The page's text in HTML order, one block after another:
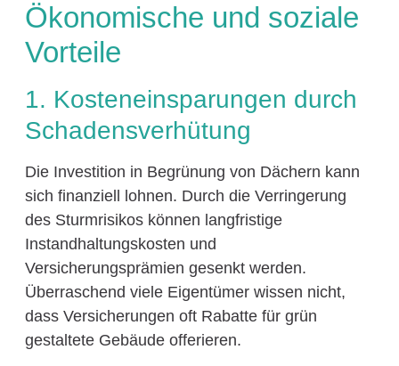
Ökonomische und soziale
Vorteile
1. Kosteneinsparungen durch
Schadensverhütung
Die Investition in Begrünung von Dächern kann
sich finanziell lohnen. Durch die Verringerung
des Sturmrisikos können langfristige
Instandhaltungskosten und
Versicherungsprämien gesenkt werden.
Überraschend viele Eigentümer wissen nicht,
dass Versicherungen oft Rabatte für grün
gestaltete Gebäude offerieren.